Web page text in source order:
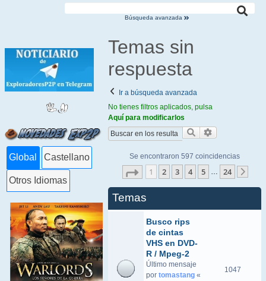
Búsqueda avanzada
Global Castellano
Otros Idiomas
Temas sin
respuesta
Ir a búsqueda avanzada
No tienes filtros aplicados, pulsa
Aquí para modificarlos
Buscar
Se encontraron 597 coincidencias
Página de 24
1 2 3 4 5 … 24
Temas
Busco rips
de cintas
VHS en DVD-
R / Mpeg-2
Último mensaje
por tomastang «
1047